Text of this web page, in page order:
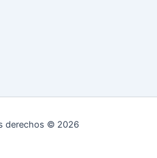
derechos © 2026